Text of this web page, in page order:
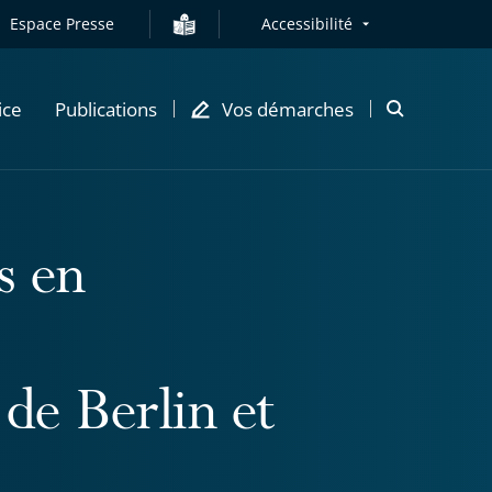
Espace Presse Accessibilité
Publications Vos démarches
Ouvrir
en
Berlin et